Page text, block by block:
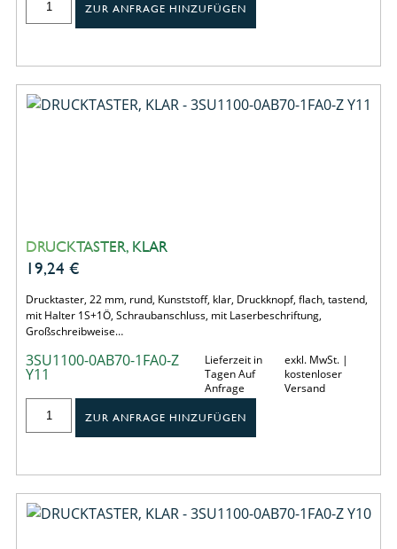
ZUR ANFRAGE HINZUFÜGEN
DRUCKTASTER, KLAR
19,24 €
Drucktaster, 22 mm, rund, Kunststoff, klar, Druckknopf, flach, tastend,
mit Halter 1S+1Ö, Schraubanschluss, mit Laserbeschriftung,
Großschreibweise…
3SU1100-0AB70-1FA0-Z
Y11
Lieferzeit in
Tagen Auf
Anfrage
exkl. MwSt. |
kostenloser
Versand
ZUR ANFRAGE HINZUFÜGEN